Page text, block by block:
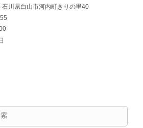
川県白山市河内町きりの里40